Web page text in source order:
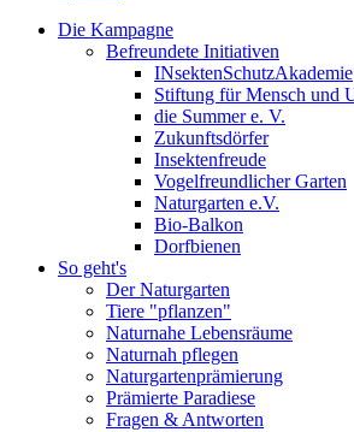
Die Kampagne
Befreundete Initiativen
INsektenSchutzAkademie
Stiftung für Mensch und
die Summer e. V.
Zukunftsdörfer
Insektenfreude
Vogelfreundlicher Garten
Naturgarten e.V.
Bio-Balkon
Dorfbienen
So geht's
Der Naturgarten
Tiere "pflanzen"
Naturnahe Lebensräume
Naturnah pflegen
Naturgartenprämierung
Prämierte Paradiese
Fragen & Antworten